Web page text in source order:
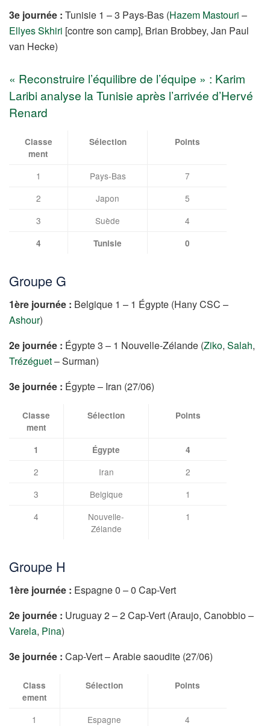
3e journée : Tunisie 1 – 3 Pays-Bas (Hazem Mastouri –
Ellyes Skhiri [contre son camp], Brian Brobbey, Jan Paul
van Hecke)
« Reconstruire l’équilibre de l’équipe » : Karim
Laribi analyse la Tunisie après l’arrivée d’Hervé
Renard
Classe
ment
Sélection Points
1 Pays-Bas
7
2
Japon
5
3
Suède 4
4 Tunisie 0
Groupe G
1ère journée : Belgique 1 – 1 Égypte (Hany CSC –
Ashour)
2e journée : Égypte 3 – 1 Nouvelle-Zélande (Ziko, Salah,
Trézéguet– Surman)
3e journée : Égypte – Iran (27/06)
Classe
ment
Sélection Points
1 Égypte 4
2 Iran
2
3
Belgique
1
4
Nouvelle-
Zélande
1
Groupe H
1ère journée : Espagne 0 – 0 Cap-Vert
2e journée : Uruguay 2 – 2 Cap-Vert (Araujo, Canobbio –
Varela, Pina)
3e journée : Cap-Vert – Arabie saoudite (27/06)
Class
ement
Sélection Points
1 Espagne
4